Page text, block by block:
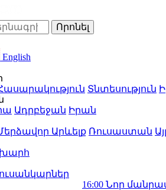
English
Տնտեսություն
Ադրբեջան Իրան
Արևելք Ռուսաստան Այլ
Նոր մանրամասներ